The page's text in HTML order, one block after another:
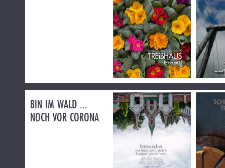
BIN IM WALD ...
NOCH VOR CORONA